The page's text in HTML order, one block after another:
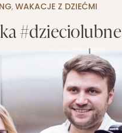
, WAKACJE Z DZIEĆMI
#dzieciolubne